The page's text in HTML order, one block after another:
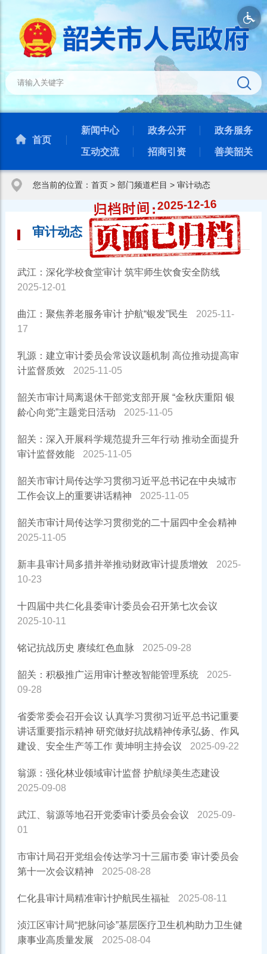
首页
新闻中心 政务公开 政务服务
互动交流 招商引资 善美韶关
您当前的位置： 首页> 部门频道栏目 > 审计动态
审计动态
武江：深化学校食堂审计 筑牢师生饮食安全防线
2025-12-01
曲江：聚焦养老服务审计 护航“银发”民生
2025-11-
17
乳源：建立审计委员会常设议题机制 高位推动提高审
计监督质效
2025-11-05
韶关市审计局离退休干部党支部开展 “金秋庆重阳 银
龄心向党”主题党日活动
2025-11-05
韶关：深入开展科学规范提升三年行动 推动全面提升
审计监督效能
2025-11-05
韶关市审计局传达学习贯彻习近平总书记在中央城市
工作会议上的重要讲话精神
2025-11-05
韶关市审计局传达学习贯彻党的二十届四中全会精神
2025-11-05
新丰县审计局多措并举推动财政审计提质增效
2025-
10-23
十四届中共仁化县委审计委员会召开第七次会议
2025-10-11
铭记抗战历史 赓续红色血脉 2025-09-28
韶关：积极推广运用审计整改智能管理系统
2025-
09-28
省委常委会召开会议 认真学习贯彻习近平总书记重要
讲话重要指示精神 研究做好抗战精神传承弘扬、作风
建设、安全生产等工作 黄坤明主持会议
2025-09-22
翁源：强化林业领域审计监督 护航绿美生态建设
2025-09-08
武江、翁源等地召开党委审计委员会会议
2025-09-
01
市审计局召开党组会传达学习十三届市委 审计委员会
第十一次会议精神
2025-08-28
仁化县审计局精准审计护航民生福祉 2025-08-11
浈江区审计局‌“把脉问诊”基层医疗卫生机构助力卫生健
康事业高质量发展
2025-08-04
2025-12-16